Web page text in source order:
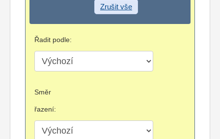
Zrušit vše
Řadit podle:
Směr
řazení: